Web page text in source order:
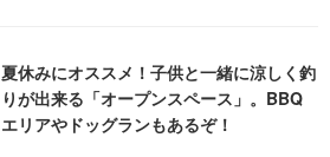
夏休みにオススメ！子供と一緒に涼しく釣
りが出来る「オープンスペース」。BBQ
エリアやドッグランもあるぞ！